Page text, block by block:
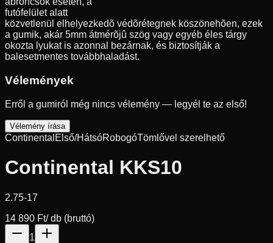
futófelület alatt
közvetlenül elhelyezkedõ védõrétegnek köszönehõen, ezek
a gumik, akár 5mm átmérõjû szög vagy egyéb éles tárgy
okozta lyukat is azonnal bezárnak, és biztosítják a
balesetmentes továbbhaladást.
Vélemények
Erről a gumiról még nincs vélemény — legyél te az első!
Vélemény írása
Continental Első/HátsóRobogóTömlővel szerelhető
Continental KKS10
2.75-17
14 890 Ft/ db (bruttó)
1